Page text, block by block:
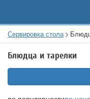
Сервировка стола
Блюдца и тарелки